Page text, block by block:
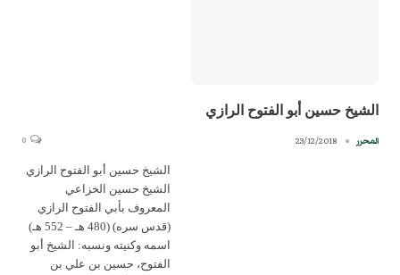
الشيخ حسين أبو الفتوح الرازي
المحرر 23/12/2018
الشيخ حسين أبو الفتوح الرازي
الشيخ حسين الخزاعي
المعروف بأبي الفتوح الرازي
(قدس سره) (480 هـ – 552 هـ)
اسمه وكنيته ونسبه: الشيخ أبو
الفتوح، حسين بن علي بن